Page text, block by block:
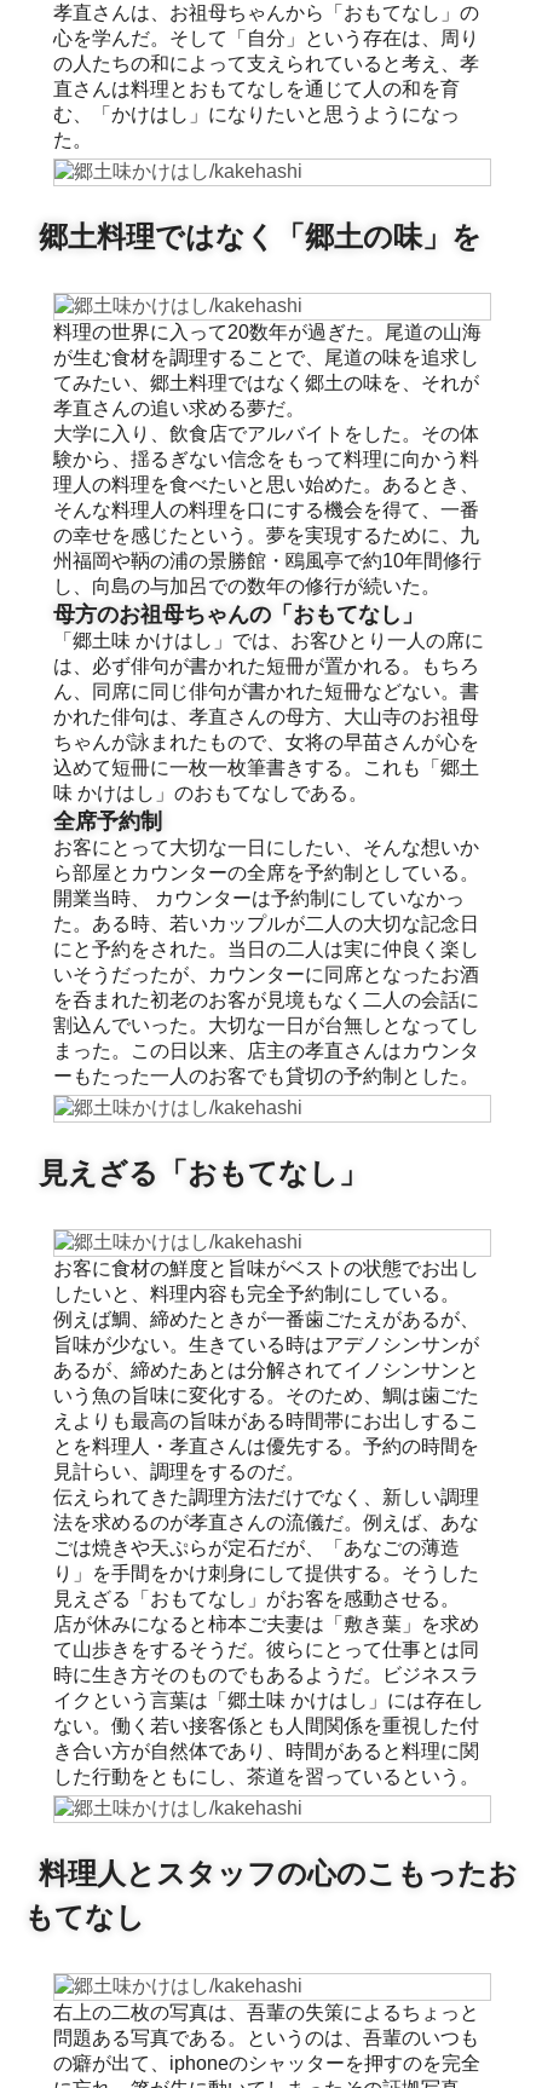
孝直さんは、お祖母ちゃんから「おもてなし」の
心を学んだ。そして「自分」という存在は、周り
の人たちの和によって支えられていると考え、孝
直さんは料理とおもてなしを通じて人の和を育
む、「かけはし」になりたいと思うようになっ
た。
郷土料理ではなく「郷土の味」を
料理の世界に入って20数年が過ぎた。尾道の山海
が生む食材を調理することで、尾道の味を追求し
てみたい、郷土料理ではなく郷土の味を、それが
孝直さんの追い求める夢だ。
大学に入り、飲食店でアルバイトをした。その体
験から、揺るぎない信念をもって料理に向かう料
理人の料理を食べたいと思い始めた。あるとき、
そんな料理人の料理を口にする機会を得て、一番
の幸せを感じたという。夢を実現するために、九
州福岡や鞆の浦の景勝館・鴎風亭で約10年間修行
し、向島の与加呂での数年の修行が続いた。
母方のお祖母ちゃんの「おもてなし」
「郷土味 かけはし」では、お客ひとり一人の席に
は、必ず俳句が書かれた短冊が置かれる。もちろ
ん、同席に同じ俳句が書かれた短冊などない。書
かれた俳句は、孝直さんの母方、大山寺のお祖母
ちゃんが詠まれたもので、女将の早苗さんが心を
込めて短冊に一枚一枚筆書きする。これも「郷土
味 かけはし」のおもてなしである。
全席予約制
お客にとって大切な一日にしたい、そんな想いか
ら部屋とカウンターの全席を予約制としている。
開業当時、 カウンターは予約制にしていなかっ
た。ある時、若いカップルが二人の大切な記念日
にと予約をされた。当日の二人は実に仲良く楽し
いそうだったが、カウンターに同席となったお酒
を呑まれた初老のお客が見境もなく二人の会話に
割込んでいった。大切な一日が台無しとなってし
まった。この日以来、店主の孝直さんはカウンタ
ーもたった一人のお客でも貸切の予約制とした。
見えざる「おもてなし」
お客に食材の鮮度と旨味がベストの状態でお出し
したいと、料理内容も完全予約制にしている。
例えば鯛、締めたときが一番歯ごたえがあるが、
旨味が少ない。生きている時はアデノシンサンが
あるが、締めたあとは分解されてイノシンサンと
いう魚の旨味に変化する。そのため、鯛は歯ごた
えよりも最高の旨味がある時間帯にお出しするこ
とを料理人・孝直さんは優先する。予約の時間を
見計らい、調理をするのだ。
伝えられてきた調理方法だけでなく、新しい調理
法を求めるのが孝直さんの流儀だ。例えば、あな
ごは焼きや天ぷらが定石だが、「あなごの薄造
り」を手間をかけ刺身にして提供する。そうした
見えざる「おもてなし」がお客を感動させる。
店が休みになると柿本ご夫妻は「敷き葉」を求め
て山歩きをするそうだ。彼らにとって仕事とは同
時に生き方そのものでもあるようだ。ビジネスラ
イクという言葉は「郷土味 かけはし」には存在し
ない。働く若い接客係とも人間関係を重視した付
き合い方が自然体であり、時間があると料理に関
した行動をともにし、茶道を習っているという。
料理人とスタッフの心のこもったお
もてなし
右上の二枚の写真は、吾輩の失策によるちょっと
問題ある写真である。というのは、吾輩のいつも
の癖が出て、iphoneのシャッターを押すのを完全